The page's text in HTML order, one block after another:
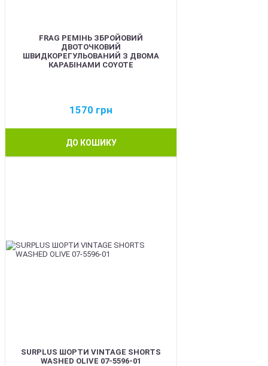
FRAG РЕМІНЬ ЗБРОЙОВИЙ
ДВОТОЧКОВИЙ
ШВИДКОРЕГУЛЬОВАНИЙ З ДВОМА
КАРАБІНАМИ COYOTE
1570 грн
ДО КОШИКУ
SURPLUS ШОРТИ VINTAGE SHORTS
WASHED OLIVE 07-5596-01